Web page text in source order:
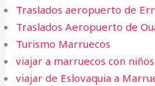
Traslados aeropuerto de
Traslados Aeropuerto de
Turismo Marruecos
viajar a marruecos con niños
viajar de Eslovaquia a